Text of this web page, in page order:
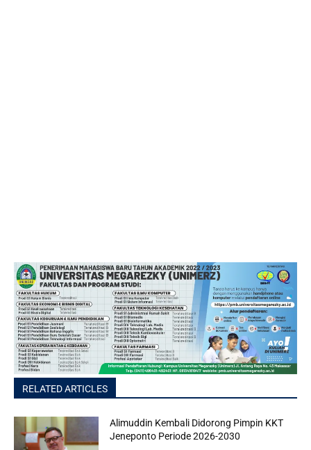
RELATED ARTICLES
Alimuddin Kembali Didorong Pimpin KKT
Jeneponto Periode 2026-2030